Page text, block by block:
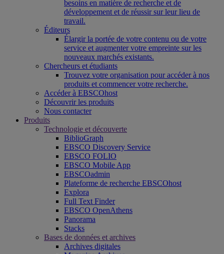
besoins en matière de recherche et de
développement et de réussir sur leur lieu de
travail.
Éditeurs
Élargir la portée de votre contenu ou de votre
service et augmenter votre empreinte sur les
nouveaux marchés existants.
Chercheurs et étudiants
Trouvez votre organisation pour accéder à nos
produits et commencer votre recherche.
Accéder à EBSCOhost
Découvrir les produits
Nous contacter
Produits
Technologie et découverte
BiblioGraph
EBSCO Discovery Service
EBSCO FOLIO
EBSCO Mobile App
EBSCOadmin
Plateforme de recherche EBSCOhost
Explora
Full Text Finder
EBSCO OpenAthens
Panorama
Stacks
Bases de données et archives
Archives digitales